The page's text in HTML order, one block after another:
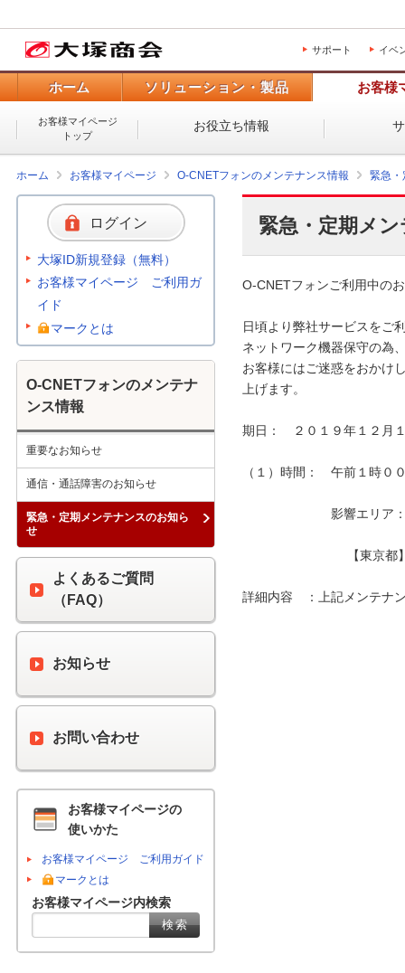
サポート イベ
ホーム ソリューション・製品 お客様
お客様マイページ
トップ
お役立ち情報
ホーム お客様マイページ O-CNETフォンのメンテナンス情報 緊急・
緊急・定期メ
O-CNETフォンご利用中の
日頃より弊社サービスをご
ネットワーク機器保守の為
お客様にはご迷惑をおかけ
上げます。
期日：　２０１９年１２月
（１）時間：　午前１時０
影響エリア：　下記
【東京都】　港区
詳細内容　：上記メンテナ
ログイン
大塚ID新規登録（無料）
お客様マイページ ご利用ガ
イド
マークとは
O-CNETフォンのメンテナ
ンス情報
重要なお知らせ
通信・通話障害のお知らせ
緊急・定期メンテナンスのお知ら
せ
よくあるご質問
（FAQ）
お知らせ
お問い合わせ
お客様マイページの
使いかた
お客様マイページ ご利用ガイド
マークとは
お客様マイページ内検索